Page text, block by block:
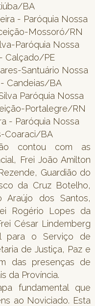
BA
- Paróquia Nossa
Mossoró/RN
Paróquia Nossa
Calçado/PE
Santuário Nossa
Candeias/BA
Paróquia Nossa
Portalegre/RN
- Paróquia Nossa
Coaraci/BA
contou com as
Frei João Amilton
Guardião do
da Cruz Botelho,
Araújo dos Santos,
Rogério Lopes da
César Lindemberg
para o Serviço de
de Justiça, Paz e
das presenças de
da Província.
fundamental que
ao Noviciado. Esta